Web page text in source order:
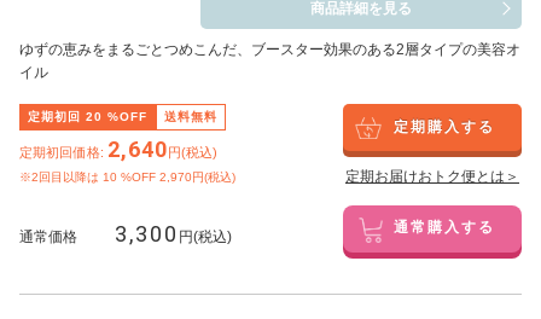
商品詳細を見る
ゆずの恵みをまるごとつめこんだ、ブースター効果のある2層タイプの美容オ
イル
定期初回 20 %OFF 送料無料
定期初回価格: 2,640円(税込)
※2回目以降は 10 %OFF 2,970円(税込)
定期購入する
定期お届けおトク便とは＞
通常価格 3,300 円(税込) 通常購入する